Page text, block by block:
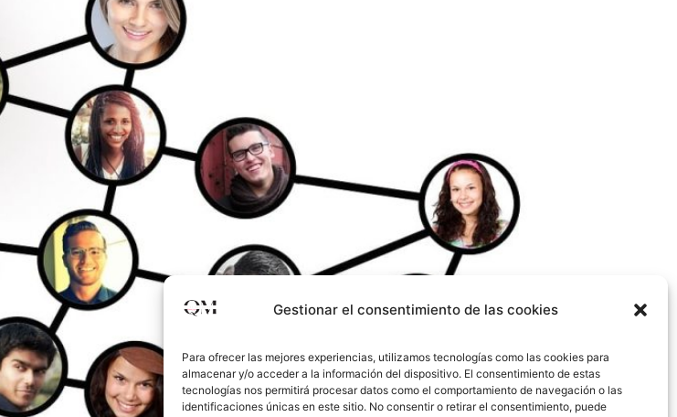
Gestionar el consentimiento de las cookies
Para ofrecer las mejores experiencias, utilizamos tecnologías como las cookies para
almacenar y/o acceder a la información del dispositivo. El consentimiento de estas
tecnologías nos permitirá procesar datos como el comportamiento de navegación o las
identificaciones únicas en este sitio. No consentir o retirar el consentimiento, puede